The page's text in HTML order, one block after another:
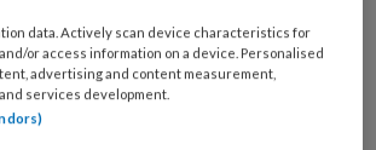
v.a.€ 9,08*
maand, per medewerker
data. Actively scan device characteristics for
or access information on a device. Personalised
advertising and content measurement,
services development.